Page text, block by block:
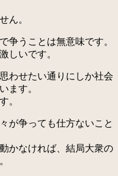
ん。
争うことは無意味です。
しいです。
わせたい通りにしか社会
ます。
。
が争っても仕方ないこと
かなければ、結局大衆の